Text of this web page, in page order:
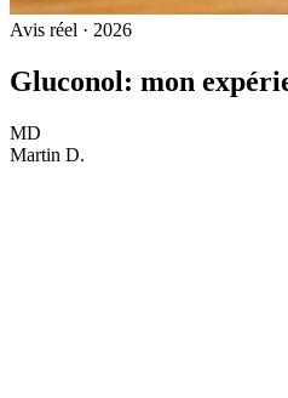
Avis réel · 2026
Gluconol: mon
MD
Martin D.